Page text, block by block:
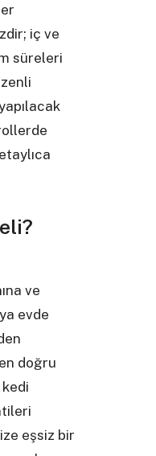
iç ve
süreleri
ve
evde
doğru
eşsiz bir